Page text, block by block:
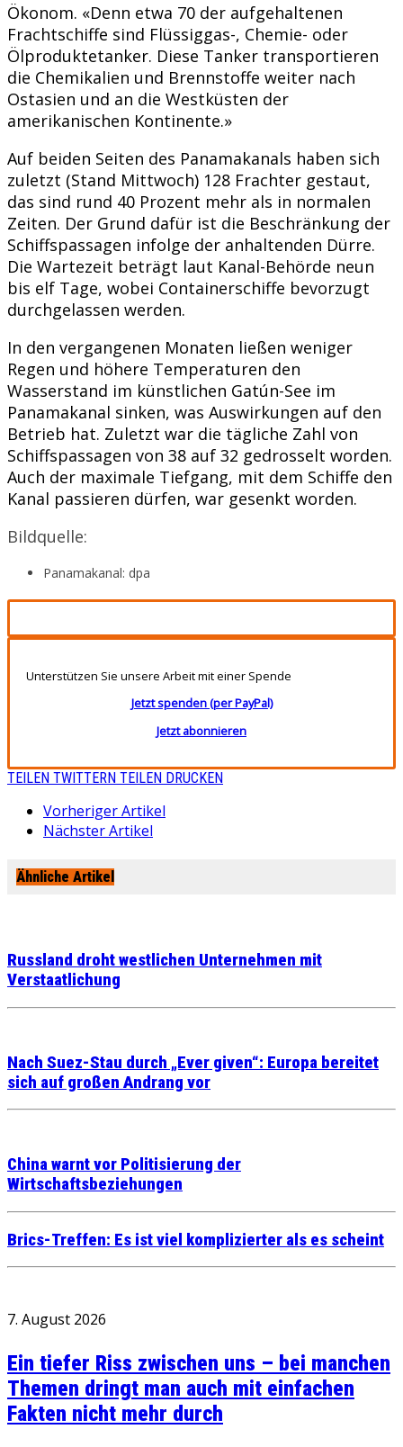
Ökonom. «Denn etwa 70 der aufgehaltenen
Frachtschiffe sind Flüssiggas-, Chemie- oder
Ölproduktetanker. Diese Tanker transportieren
die Chemikalien und Brennstoffe weiter nach
Ostasien und an die Westküsten der
amerikanischen Kontinente.»
Auf beiden Seiten des Panamakanals haben sich
zuletzt (Stand Mittwoch) 128 Frachter gestaut,
das sind rund 40 Prozent mehr als in normalen
Zeiten. Der Grund dafür ist die Beschränkung der
Schiffspassagen infolge der anhaltenden Dürre.
Die Wartezeit beträgt laut Kanal-Behörde neun
bis elf Tage, wobei Containerschiffe bevorzugt
durchgelassen werden.
In den vergangenen Monaten ließen weniger
Regen und höhere Temperaturen den
Wasserstand im künstlichen Gatún-See im
Panamakanal sinken, was Auswirkungen auf den
Betrieb hat. Zuletzt war die tägliche Zahl von
Schiffspassagen von 38 auf 32 gedrosselt worden.
Auch der maximale Tiefgang, mit dem Schiffe den
Kanal passieren dürfen, war gesenkt worden.
Bildquelle:
Panamakanal: dpa
Unterstützen Sie unsere Arbeit mit einer Spende
Jetzt spenden (per PayPal)
Jetzt abonnieren
TEILEN TWITTERN TEILEN DRUCKEN
Vorheriger Artikel
Nächster Artikel
Ähnliche Artikel
Russland droht westlichen Unternehmen mit
Verstaatlichung
Nach Suez-Stau durch „Ever given“: Europa bereitet
sich auf großen Andrang vor
China warnt vor Politisierung der
Wirtschaftsbeziehungen
Brics-Treffen: Es ist viel komplizierter als es scheint
7. August 2026
Ein tiefer Riss zwischen uns – bei manchen
Themen dringt man auch mit einfachen
Fakten nicht mehr durch